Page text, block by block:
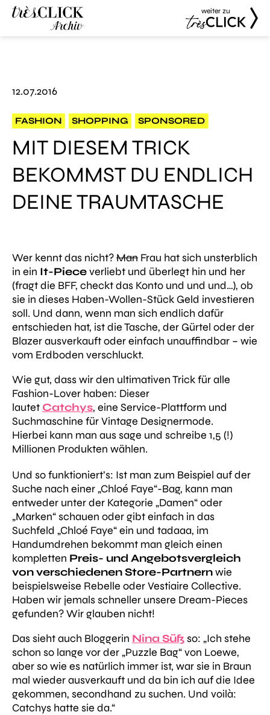
weiter zu
12.07.2016
FASHION SHOPPING SPONSORED
MIT DIESEM TRICK
BEKOMMST DU ENDLICH
DEINE TRAUMTASCHE
Wer kennt das nicht?Man Frau hat sich unsterblich
in ein It-Pieceverliebt und überlegt hin und her
(fragt die BFF, checkt das Konto und und und…), ob
sie in dieses Haben-Wollen-Stück Geld investieren
soll. Und dann, wenn man sich endlich dafür
entschieden hat, ist die Tasche, der Gürtel oder der
Blazer ausverkauft oder einfach unauffindbar – wie
vom Erdboden verschluckt.
Wie gut, dass wir den ultimativen Trick für alle
Fashion-Lover haben: Dieser
lautet Catchys, eine Service-Plattform und
Suchmaschine für Vintage Designermode.
Hierbei kann man aus sage und schreibe 1,5 (!)
Millionen Produkten wählen.
Und so funktioniert’s: Ist man zum Beispiel auf der
Suche nach einer „Chloé Faye“-Bag, kann man
entweder unter der Kategorie „Damen“ oder
„Marken“ schauen oder gibt einfach in das
Suchfeld „Chloé Faye“ ein und tadaaa, im
Handumdrehen bekommt man gleich einen
kompletten Preis- und Angebotsvergleich
von verschiedenen Store-Partnernwie
beispielsweise Rebelle oder Vestiaire Collective.
Haben wir jemals schneller unsere Dream-Pieces
gefunden? Wir glauben nicht!
Das sieht auch Bloggerin Nina Süßso: „Ich stehe
schon so lange vor der „Puzzle Bag“ von Loewe,
aber so wie es natürlich immer ist, war sie in Braun
mal wieder ausverkauft und da bin ich auf die Idee
gekommen, secondhand zu suchen. Und voilà:
Catchys hatte sie da.“